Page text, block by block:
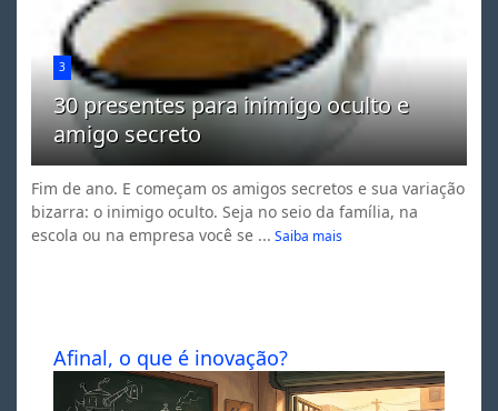
3
30 presentes para inimigo oculto e
amigo secreto
Fim de ano. E começam os amigos secretos e sua variação
bizarra: o inimigo oculto. Seja no seio da família, na
escola ou na empresa você se ... Saiba mais
Afinal, o que é inovação?